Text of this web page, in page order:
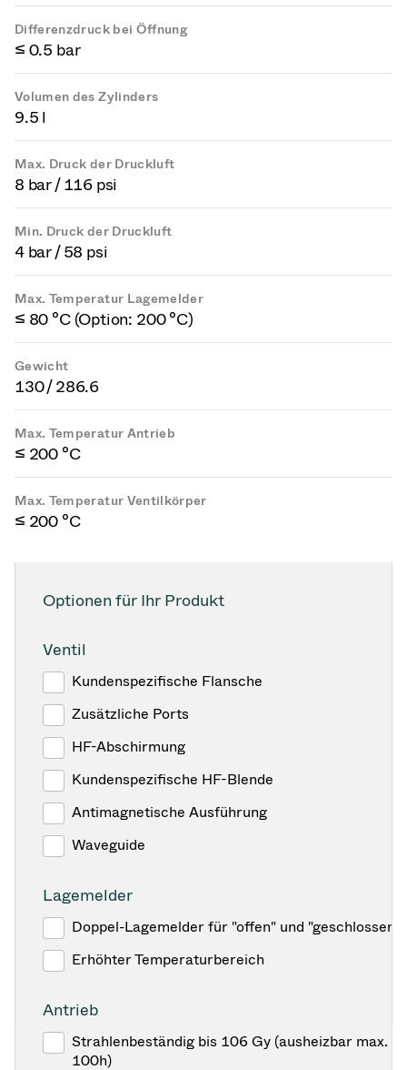
Differenzdruck bei Öffnung
≤ 0.5 bar
Volumen des Zylinders
9.5 l
Max. Druck der Druckluft
8 bar / 116 psi
Min. Druck der Druckluft
4 bar / 58 psi
Max. Temperatur Lagemelder
≤ 80 °C (Option: 200 °C)
Gewicht
130 / 286.6
Max. Temperatur Antrieb
≤ 200 °C
Max. Temperatur Ventilkörper
≤ 200 °C
Optionen für Ihr Produkt
Ventil
Kundenspezifische Flansche
Zusätzliche Ports
HF-Abschirmung
Kundenspezifische HF-Blende
Antimagnetische Ausführung
Waveguide
Lagemelder
Doppel-Lagemelder für "offen" und "geschlossen"
Erhöhter Temperaturbereich
Antrieb
Strahlenbeständig bis 106 Gy (ausheizbar max.
100h)